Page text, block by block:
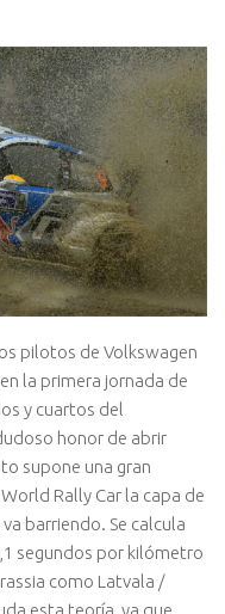
pilotos de Volkswagen
la primera jornada de
y cuartos del
honor de abrir
supone una gran
Rally Car la capa de
barriendo. Se calcula
segundos por kilómetro
como Latvala /